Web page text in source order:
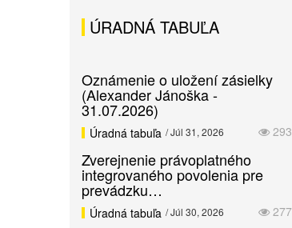
ÚRADNÁ TABUĽA
Oznámenie o uložení zásielky
(Alexander Jánoška -
31.07.2026)
293
Úradná tabuľa / Júl 31, 2026
Zverejnenie právoplatného
integrovaného povolenia pre
prevádzku…
277
Úradná tabuľa / Júl 30, 2026